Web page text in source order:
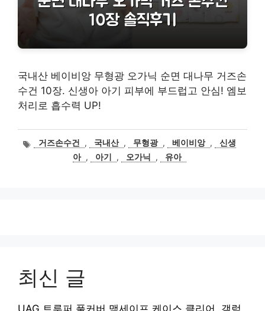
국내산 베이비앙 무형광 오가닉 순면 대나무 거즈손
수건 10장. 신생아 아기 피부에 부드럽고 안심! 엠보
처리로 흡수력 UP!
태거즈손수건 , 국내산 , 무형광 , 베이비앙 ,
신생
아 , 아기 , 오가닉 , 유아
최신 글